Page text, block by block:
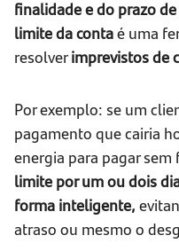
finalidade e do prazo
limite da contaé uma
resolverimprevistos de
Por exemplo: se um
pagamento que cairia
energia para pagar
limite por um ou dois
forma inteligente,
atraso ou mesmo o